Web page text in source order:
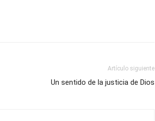
Artículo siguiente
Un sentido de la justicia de Dios